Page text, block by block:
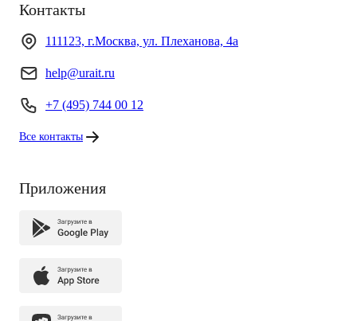
Контакты
111123, г.Москва, ул. Плеханова, 4а
help@urait.ru
+7 (495) 744 00 12
Все контакты
Приложения